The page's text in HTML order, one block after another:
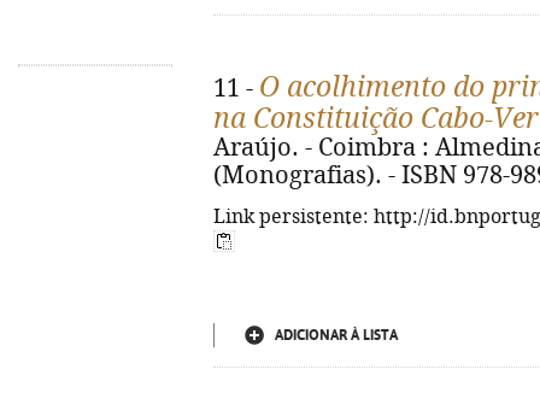
11 - O acolhimento do
na Constituição Cabo-
Araújo. - Coimbra :
(Monografias). - ISBN 978-
Link persistente: http://
ADICIONAR À LISTA